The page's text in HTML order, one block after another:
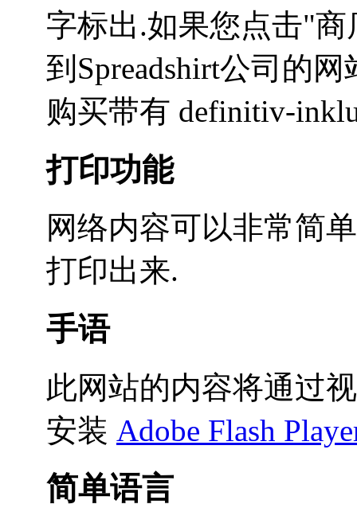
字标出.如果您点击"
到Spreadshirt公司的
购买带有 definitiv-
打印功能
网络内容可以非常简
打印出来.
手语
此网站的内容将通过
安装 Adobe Flash
简单语言